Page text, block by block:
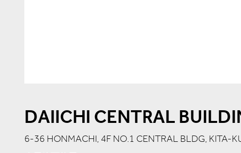
DAIICHI CENTRAL
6-36 HONMACHI, 4F NO.1 CENTRAL BLDG, KITA-